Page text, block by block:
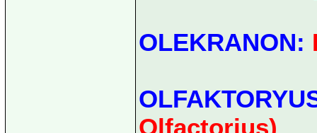
OLEKRANON:
Olfactorius)